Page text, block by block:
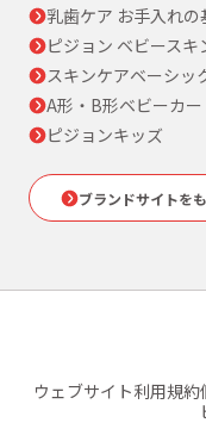
乳歯ケア お手入れの
ピジョン ベビースキ
スキンケアベーシッ
A形・B形ベビーカー
ピジョンキッズ
ブランドサイトを
ウェブサイト利用規約